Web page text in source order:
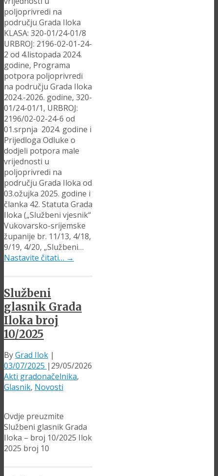
poljoprivredi na
području Grada Iloka
KLASA: 320-01/24-01/8
URBROJ: 2196-02-01-24-
2 od 4.listopada 2024.
godine, Programa
potpora poljoprivredi
na području Grada Iloka
2024.-2026. godine, 320-
01/24-01/1, URBROJ:
2196/02-02-24-6 od
01.srpnja 2024. godine i
Prijedloga Odluke o
dodjeli potpora male
vrijednosti u
poljoprivredi na
području Grada Iloka od
03.ožujka 2025. godine i
članka 42. Statuta Grada
Iloka („Službeni vjesnik“
Vukovarsko-srijemske
županije br. 11/13, 4/18,
9/19, 4/20, „Službeni…
Nastavite čitati… →
Službeni
glasnik Grada
Iloka broj
10/2025
ByGrad Ilok |
03/07/2025 | 29/05/2026
Akti gradonačelnika,
Glasnik, Novosti
Ovdje preuzmite
Službeni glasnik Grada
Iloka – broj 10/2025 Ilok
2025 broj 10